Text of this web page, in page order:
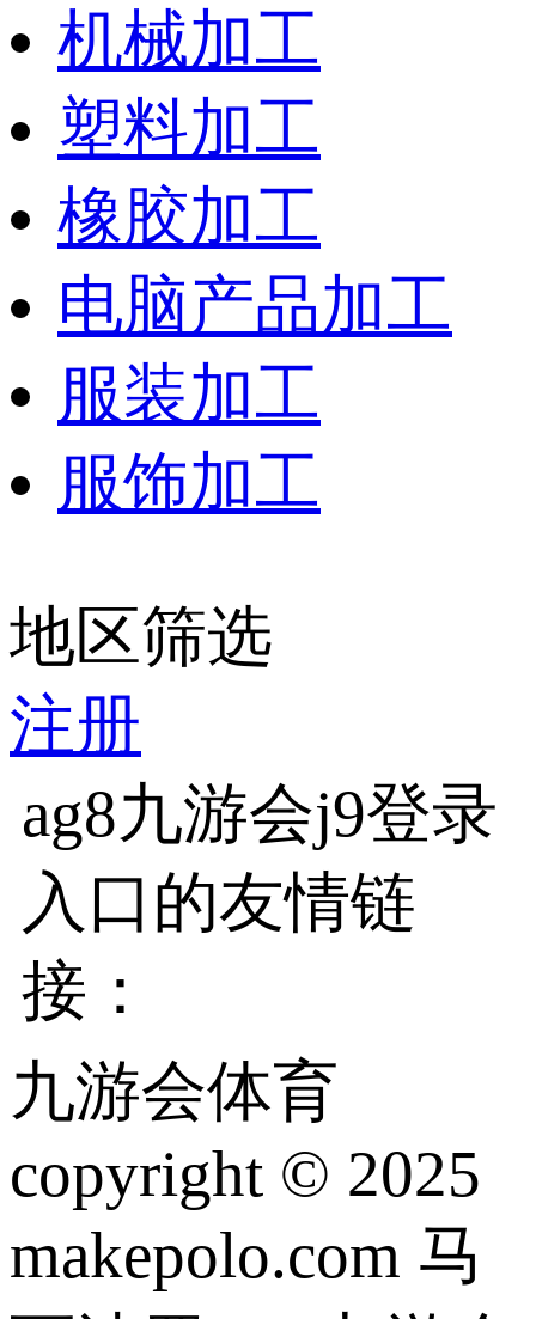
机械加工
塑料加工
橡胶加工
电脑产品加工
服装加工
服饰加工
地区筛选
注册
ag8九游会j9登录
入口的友情链
接：
九游会体育
copyright © 2025
makepolo.com 马